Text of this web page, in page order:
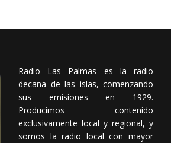
Radio Las Palmas es la radio
decana de las islas, comenzando
sus emisiones en 1929.
Producimos contenido
exclusivamente local y regional, y
somos la radio local con mayor